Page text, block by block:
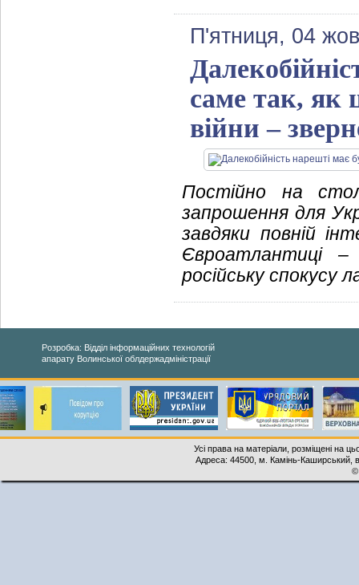
П'ятниця, 04
саме так, як
війни –
Постійно на
запрошення для
завдяки повній
Євроатлантиці
російську спокусу
Розробка: Відділ інформаційних технологій
апарату Волинської облдержадміністрації
Усі права на матеріали, розміщені на
Адреса: 44500, м. Камінь-Каширський,
©